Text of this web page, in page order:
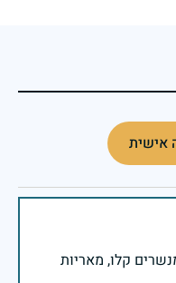
אישית
קלו, מאריות